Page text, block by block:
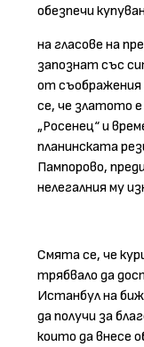
обезпечи
на гласове на
запознат със
от съображения
се, че златото
„Росенец“ и
планинската
Пампорово,
нелегалния му
Смята се, че
трябвало да
Истанбул на
да получи за
които да внесе